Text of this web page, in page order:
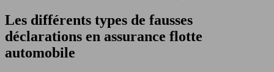
Les différents types de fausses
déclarations en assurance flotte
automobile